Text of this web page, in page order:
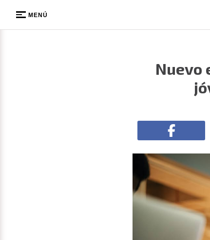
MENÚ
Nuevo